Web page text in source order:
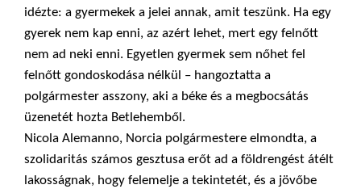
idézte: a gyermekek a jelei annak, amit teszünk. Ha egy
gyerek nem kap enni, az azért lehet, mert egy felnőtt
nem ad neki enni. Egyetlen gyermek sem nőhet fel
felnőtt gondoskodása nélkül – hangoztatta a
polgármester asszony, aki a béke és a megbocsátás
üzenetét hozta Betlehemből.
Nicola Alemanno, Norcia polgármestere elmondta, a
szolidaritás számos gesztusa erőt ad a földrengést átélt
lakosságnak, hogy felemelje a tekintetét, és a jövőbe